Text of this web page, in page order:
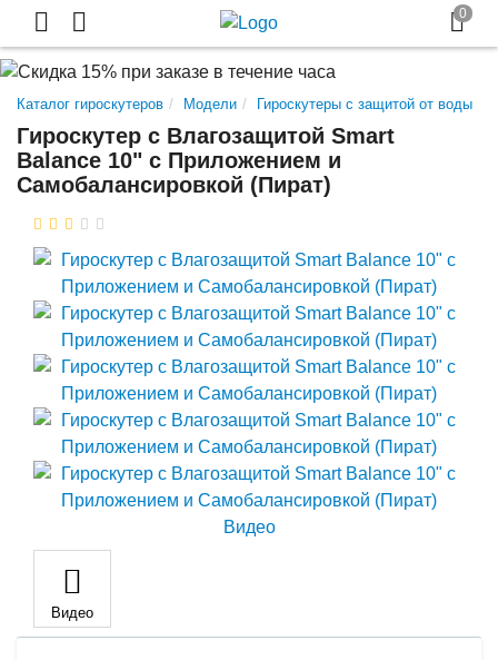
Каталог гироскутеров Модели Гироскутеры с защитой от воды
Гироскутер с Влагозащитой Smart
Balance 10" c Приложением и
Самобалансировкой (Пират)
Видео